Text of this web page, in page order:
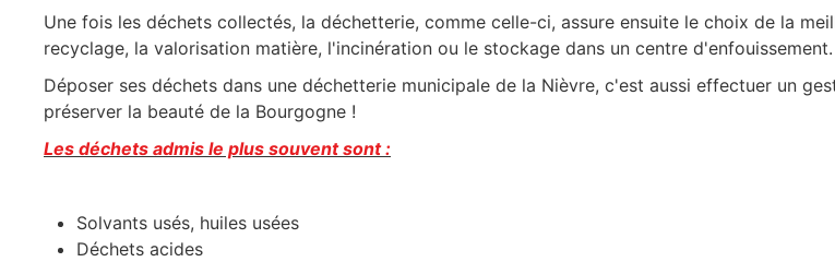
Une fois les déchets collectés, la déchetterie, comme celle-ci, assure ensuite le choix de la
recyclage, la valorisation matière, l'incinération ou le stockage dans un centre d'enfouissement.
Déposer ses déchets dans une déchetterie municipale de la Nièvre, c'est aussi effectuer un
préserver la beauté de la Bourgogne !
Les déchets admis le plus souvent sont :
Solvants usés, huiles usées
Déchets acides